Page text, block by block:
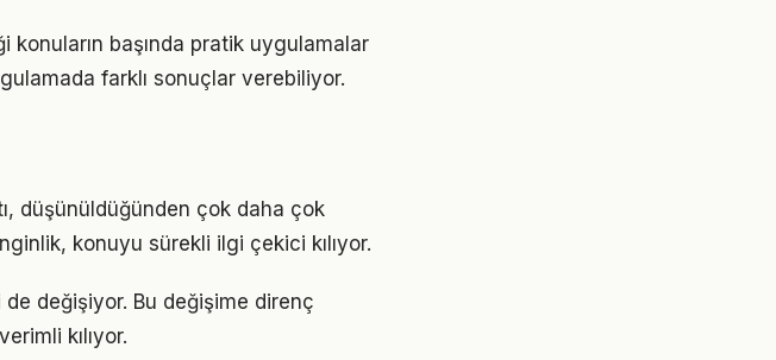
konuların başında pratik uygulamalar
farklı sonuçlar verebiliyor.
düşünüldüğünden çok daha çok
konuyu sürekli ilgi çekici kılıyor.
de değişiyor. Bu değişime direnç
kılıyor.